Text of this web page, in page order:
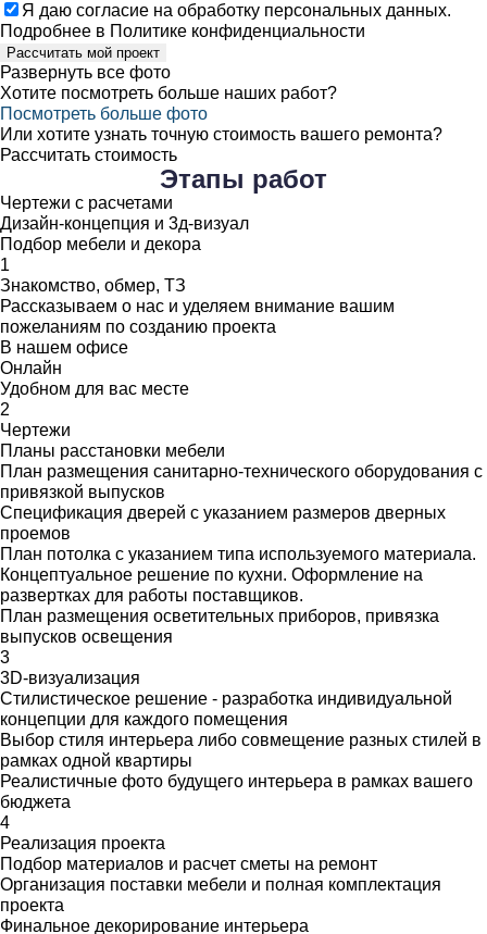
Я даю согласие на обработку персональных данных.
Подробнее в Политике конфиденциальности
Рассчитать мой проект
Развернуть все фото
Хотите посмотреть больше наших работ?
Посмотреть больше фото
Или хотите узнать точную стоимость вашего ремонта?
Рассчитать стоимость
Этапы работ
Чертежи с расчетами
Дизайн-концепция и 3д-визуал
Подбор мебели и декора
1
Знакомство, обмер, ТЗ
Рассказываем о нас и уделяем внимание вашим
пожеланиям по созданию проекта
В нашем офисе
Онлайн
Удобном для вас месте
2
Чертежи
Планы расстановки мебели
План размещения санитарно-технического оборудования с
привязкой выпусков
Спецификация дверей с указанием размеров дверных
проемов
План потолка с указанием типа используемого материала.
Концептуальное решение по кухни. Оформление на
развертках для работы поставщиков.
План размещения осветительных приборов, привязка
выпусков освещения
3
3D-визуализация
Стилистическое решение - разработка индивидуальной
концепции для каждого помещения
Выбор стиля интерьера либо совмещение разных стилей в
рамках одной квартиры
Реалистичные фото будущего интерьера в рамках вашего
бюджета
4
Реализация проекта
Подбор материалов и расчет сметы на ремонт
Организация поставки мебели и полная комплектация
проекта
Финальное декорирование интерьера